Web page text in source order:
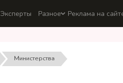
Эксперты Разное Реклама на
Министерства